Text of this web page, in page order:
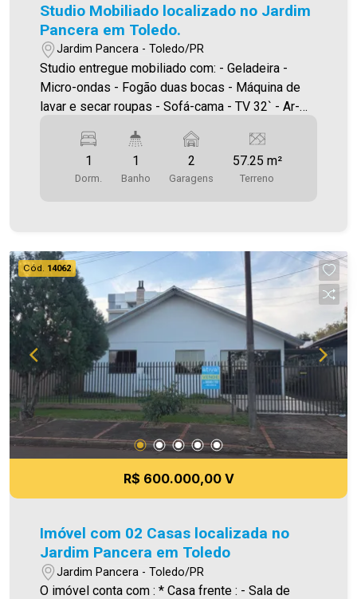
Studio Mobiliado localizado no Jardim
Pancera em Toledo.
Jardim Pancera - Toledo/PR
Studio entregue mobiliado com: - Geladeira -
Micro-ondas - Fogão duas bocas - Máquina de
lavar e secar roupas - Sofá-cama - TV 32` - Ar-
Guarda-roupas - Banheiro completo com balcão e
agende uma visita! Imobiliária Ativa | Sinta-se em
casa! - As informações aqui prestadas são
verdadeiras, todavia, reservamo-nos o direito de
corrigir qualquer erro de digitação e/ou ortografia,
bem como alteração dos preços e imagens.
Fotos meramente ilustrativas.
1
Dorm.
1
Banho
2
Garagens
57.25 m²
Terreno
Cód. 14062
R$ 600.000,00 V
Imóvel com 02 Casas localizada no
Jardim Pancera em Toledo
Jardim Pancera - Toledo/PR
O imóvel conta com : * Casa frente : - Sala de